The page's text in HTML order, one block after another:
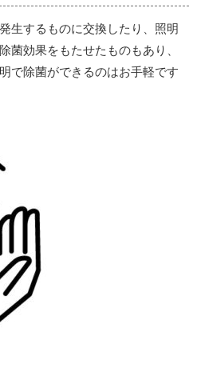
生するものに交換したり、照明
菌効果をもたせたものもあり、
で除菌ができるのはお手軽です